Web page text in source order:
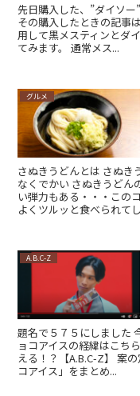
先日購入した、”ダイソー
その購入したときの記事
用して黒メスティンとダ
てみます。 通常メス...
グルメ
さぬきうどんとは さぬき
なくでかい さぬきうどん
い弾力もある・・・この
よくツルッと食べられて
A.B.C-Z
題名で５７５にしました
ョコアイスの経緯はこち
える！？【A.B.C-Z】 案
コアイス」をまとめ...